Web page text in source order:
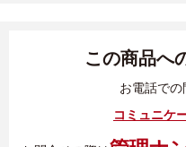
この商品へ
お電話での
コミュニケ